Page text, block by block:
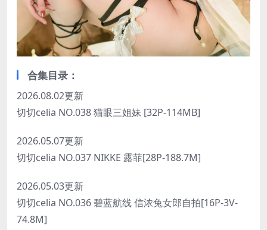
合集目录：
2026.08.02更新
切切celia NO.038 猫眼三姐妹 [32P-114MB]
2026.05.07更新
切切celia NO.037 NIKKE 露菲[28P-188.7M]
2026.05.03更新
切切celia NO.036 碧蓝航线 信浓兔女郎自拍[16P-3V-
74.8M]